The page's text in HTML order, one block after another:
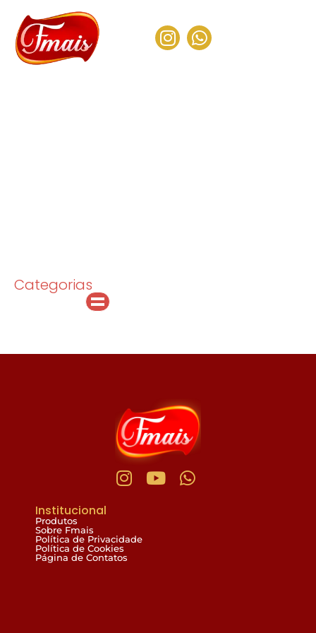
Categorias
Institucional
Produtos
Sobre Fmais
Política de Privacidade
Política de Cookies
Página de Contatos